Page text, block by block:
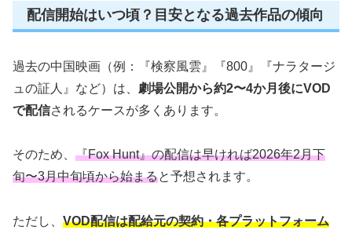
配信開始はいつ頃？目安となる過去作品の傾向
過去の中国映画（例：『検察風雲』『800』『ナラタージ
ュの証人』など）は、 劇場公開から約2〜4か月後にVOD
で配信されるケースが多くあります。
そのため、 『Fox Hunt』の配信は早ければ2026年2月下
旬〜3月中旬頃から始まると予想されます。
ただし、 VOD配信は配給元の契約・各プラットフォーム